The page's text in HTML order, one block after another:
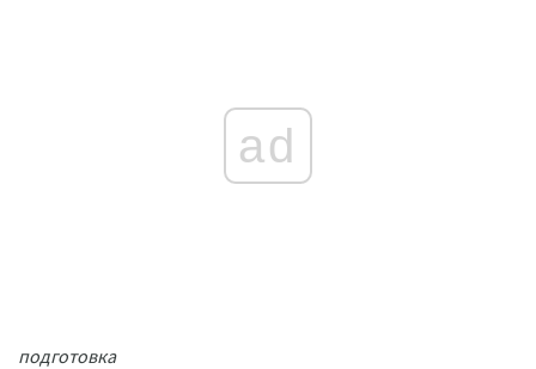
ad
подготовка